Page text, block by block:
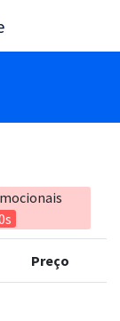
Preço